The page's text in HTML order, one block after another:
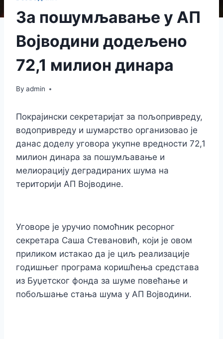
За пошумљавање у АП
Војводини додељено
72,1 милион динара
By admin
Покрајински секретаријат за пољопривреду,
водопривреду и шумарство организовао је
данас доделу уговора укупне вредности 72,1
милион динара за пошумљавање и
мелиорацију деградираних шума на
територији АП Војводине.
Уговоре је уручио помоћник ресорног
секретара Саша Стевановић, који је овом
приликом истакао да је циљ реализације
годишњег програма коришћења средстава
из Буџетског фонда за шуме повећање и
побољшање стања шума у АП Војводини.